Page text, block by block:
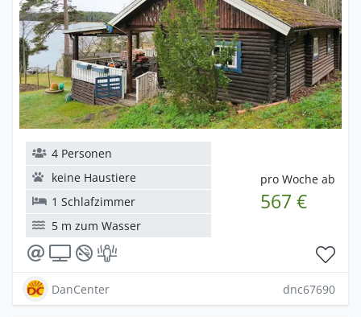
pro Woche ab
567 €
4 Personen
keine Haustiere
1 Schlafzimmer
5 m zum Wasser
DanCenter dnc67690